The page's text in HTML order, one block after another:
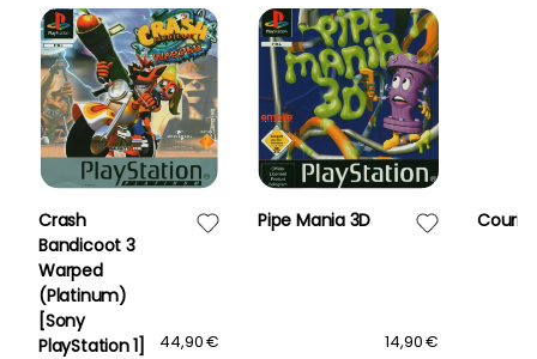
Crash
Bandicoot 3
Warped
(Platinum)
[Sony
PlayStation 1]
44,90 €
Pipe Mania 3D
14,90 €